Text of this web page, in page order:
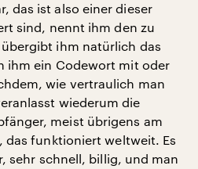
das ist also einer dieser
sind, nennt ihm den zu
ihm natürlich das
ihm ein Codewort mit oder
wie vertraulich man
wiederum die
meist übrigens am
das funktioniert weltweit. Es
sehr schnell, billig, und man